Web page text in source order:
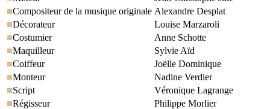
Compositeur de la musique originale Alexandre Desplat
Décorateur
Louise Marzaroli
Costumier
Anne Schotte
Maquilleur
Sylvie Aïd
Coiffeur
Joëlle Dominique
Monteur
Nadine Verdier
Script
Véronique Lagrange
Régisseur
Philippe Morlier